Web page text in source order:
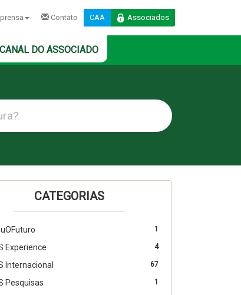
Contato CAA Associados
CANAL DO ASSOCIADO
CATEGORIAS
1
4
Experience
67
Internacional
1
Pesquisas